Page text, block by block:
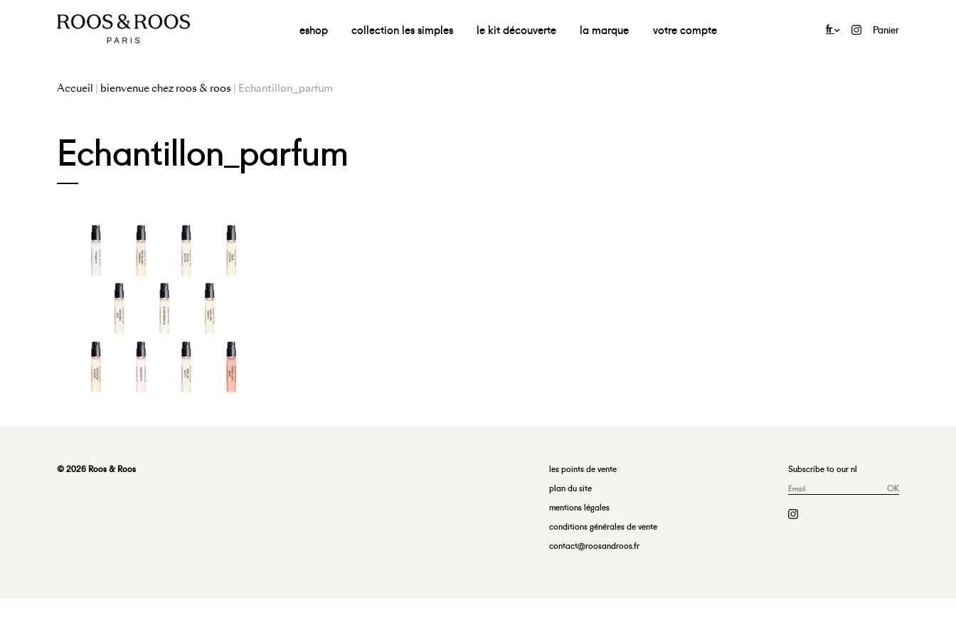
eshop collection les simples le kit découverte la marque votre compte fr Panier
Accueil | bienvenue chez roos & roos | Echantillon_parfum
Echantillon_parfum
© 2026 Roos & Roos
les points de vente
plan du site
mentions légales
conditions générales de vente
contact@roosandroos.fr
Subscribe to our nl
OK